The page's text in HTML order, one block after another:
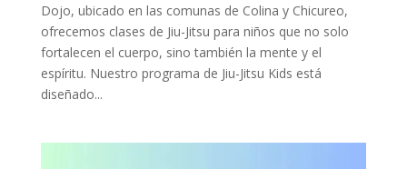
Dojo, ubicado en las comunas de Colina y Chicureo,
ofrecemos clases de Jiu-Jitsu para niños que no solo
fortalecen el cuerpo, sino también la mente y el
espíritu. Nuestro programa de Jiu-Jitsu Kids está
diseñado...